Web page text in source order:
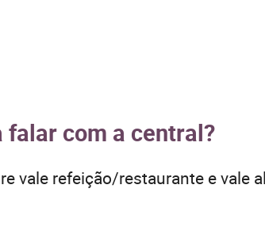
falar com a central?
vale refeição/restaurante e vale